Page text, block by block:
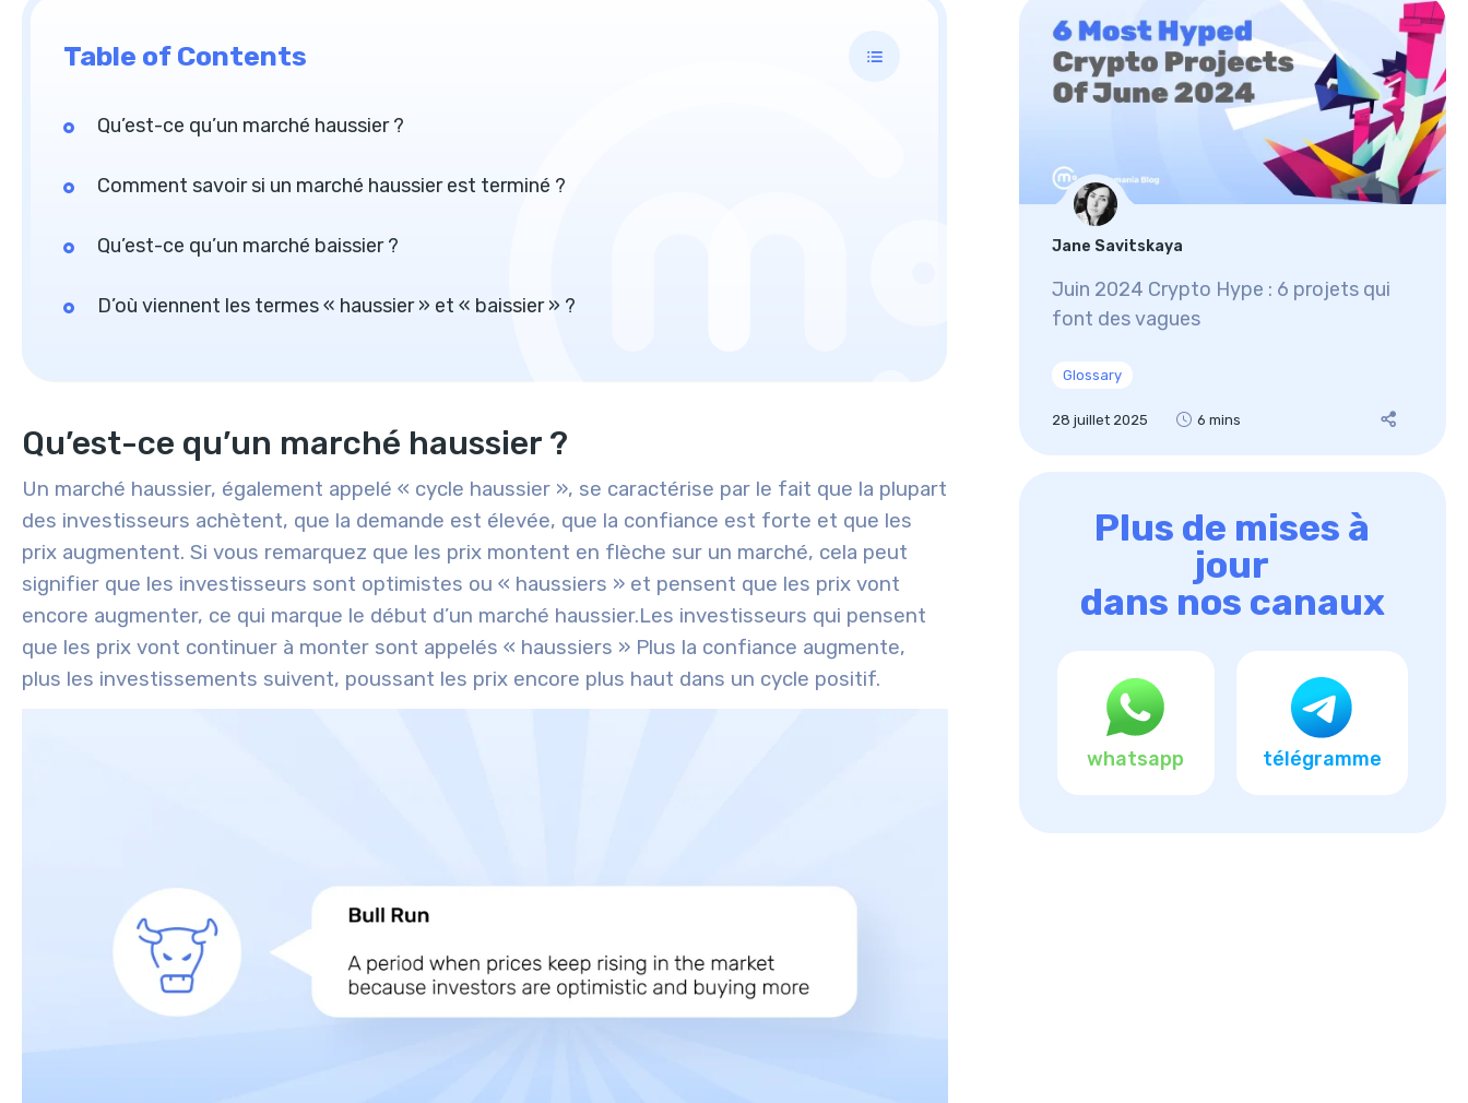
Table of Contents
Qu’est-ce qu’un marché haussier ?
Comment savoir si un marché haussier est terminé ?
Qu’est-ce qu’un marché baissier ?
D’où viennent les termes « haussier » et « baissier » ?
Qu’est-ce qu’un marché haussier ?
Un marché haussier, également appelé « cycle haussier », se caractérise par le fait que la plupart
des investisseurs achètent, que la demande est élevée, que la confiance est forte et que les
prix augmentent. Si vous remarquez que les prix montent en flèche sur un marché, cela peut
signifier que les investisseurs sont optimistes ou « haussiers » et pensent que les prix vont
encore augmenter, ce qui marque le début d’un marché haussier.Les investisseurs qui pensent
que les prix vont continuer à monter sont appelés « haussiers » Plus la confiance augmente,
plus les investissements suivent, poussant les prix encore plus haut dans un cycle positif.
Jane Savitskaya
Juin 2024 Crypto Hype : 6 projets qui
font des vagues
Glossary
28 juillet 2025 6 mins
Plus de mises à
jour
dans nos canaux
whatsapp télégramme